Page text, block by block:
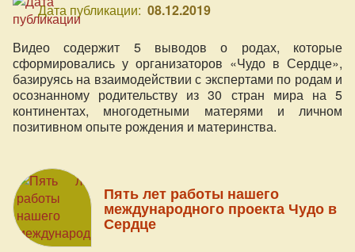
Дата публикации: 08.12.2019
Видео содержит 5 выводов о родах, которые
сформировались у организаторов «Чудо в Сердце»,
базируясь на взаимодействии с экспертами по родам и
осознанному родительству из 30 стран мира на 5
континентах, многодетными матерями и личном
позитивном опыте рождения и материнства.
Пять лет работы нашего
международного проекта Чудо в
Сердце